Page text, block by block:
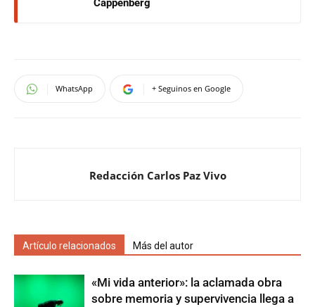
Cappenberg
WhatsApp + Seguinos en Google
Redacción Carlos Paz Vivo
Artículo relacionados Más del autor
«Mi vida anterior»: la aclamada obra
sobre memoria y supervivencia llega a